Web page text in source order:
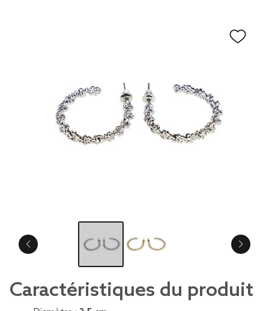
Caractéristiques du produit